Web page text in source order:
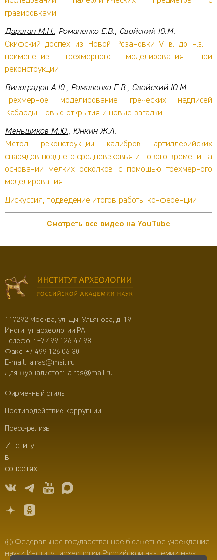
гравировками
Дараган М.Н., Романенко Е.В., Свойский Ю.М.
Скифский доспех из Новой Розановки V в. до н.э. –
применение трехмерного моделирования при
реконструкции
Виноградов А.Ю., Романенко Е.В., Свойский Ю.М.
Трехмерное моделирование греческих надписей
Кабарды: новые открытия и новые загадки
Меньшиков М.Ю., Юнкин Ж.А.
Метод реконструкции калибров артиллерийских
снарядов позднего средневековья и нового времени на
основании мелких осколков с помощью трехмерного
моделирования
Дискуссия, подведение итогов работы конференции
Смотреть все видео на YouTube
117292 Москва, ул. Дм. Ульянова, д. 19,
Институт археологии РАН
Телефон: +7 499 126 47 98
Факс: +7 499 126 06 30
E-mail: ia.ras@mail.ru
Для журналистов: ia.ras@mail.ru
Фирменный стиль
Противодействие коррупции
Пресс-релизы
Институт
в
соцсетях
© Федеральное государственное бюджетное учреждение
науки Институт археологии Российской академии наук,